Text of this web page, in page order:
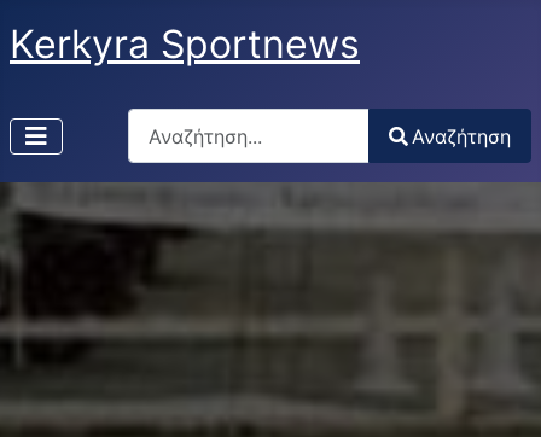
Kerkyra Sportnews
Αναζήτηση
Type 2 or more characters for results.
Αναζήτηση